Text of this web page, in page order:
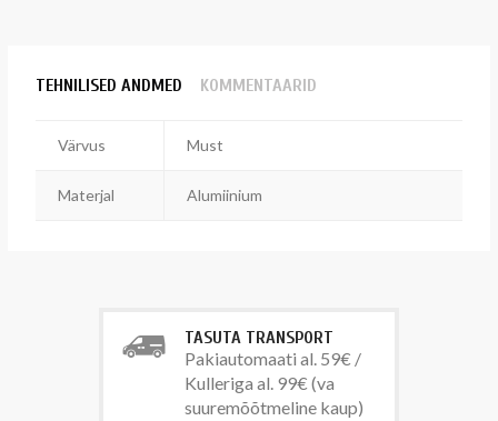
TEHNILISED ANDMED KOMMENTAARID
Värvus Must
Materjal Alumiinium
TASUTA TRANSPORT
Pakiautomaati al. 59€ /
Kulleriga al. 99€ (va
suuremõõtmeline kaup)